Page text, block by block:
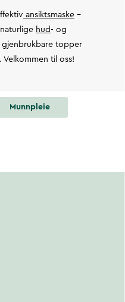
ansiktsmaske -
hud- og
gjenbrukbare topper
. Velkommen til oss!
Munnpleie